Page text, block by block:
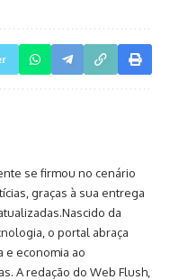
se firmou no cenário
graças à sua entrega
da
o portal abraça
e economia ao
A redação do Web Flush,